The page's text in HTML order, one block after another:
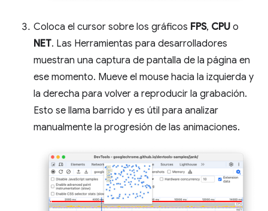
Coloca el cursor sobre los gráficos FPS, CPU o
NET. Las Herramientas para desarrolladores
muestran una captura de pantalla de la página en
ese momento. Mueve el mouse hacia la izquierda y
la derecha para volver a reproducir la grabación.
Esto se llama barrido y es útil para analizar
manualmente la progresión de las animaciones.